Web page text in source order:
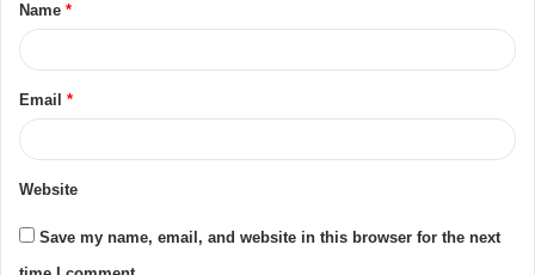
Name *
Email *
Website
Save my name, email, and website in this browser for the next